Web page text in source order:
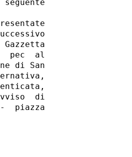
pec  al
di San
di
piazza